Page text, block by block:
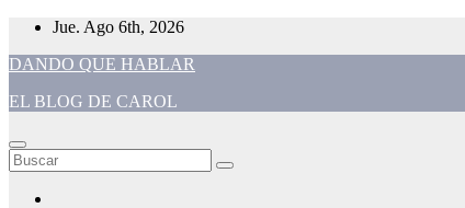
Saltar
contenido
Jue. Ago 6th, 2026
DANDO QUE HABLAR
EL BLOG DE CAROL